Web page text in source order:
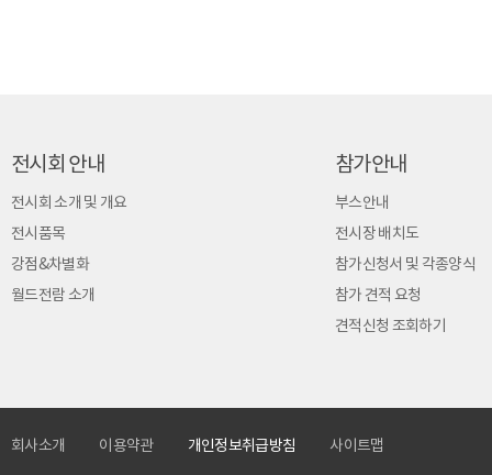
전시회 안내
전시회 소개 및 개요
전시품목
강점&차별화
월드전람 소개
참가안내
부스안내
전시장 배치도
참가신청서 및 각종양식
참가 견적 요청
견적신청 조회하기
회사소개 이용약관 개인정보취급방침 사이트맵